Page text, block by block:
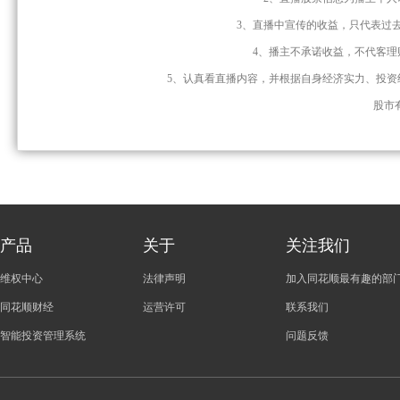
3、直播中宣传的收益，只代表过
4、播主不承诺收益，不代客
5、认真看直播内容，并根据自身经济实力、投
股市
产品
维权中心
同花顺财经
智能投资管理系统
关于
法律声明
运营许可
关注我们
加入同花顺最有趣的部
联系我们
问题反馈